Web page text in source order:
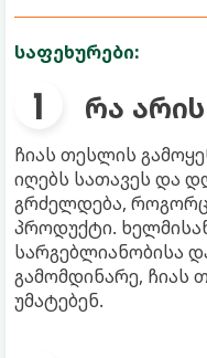
საფეხურები:
რა
ჩიას თესლის
იღებს სათავეს და
გრძელდება,
პროდუქტი.
სარგებლიანობისა
გამომდინარე, ჩიას
უმატებენ.